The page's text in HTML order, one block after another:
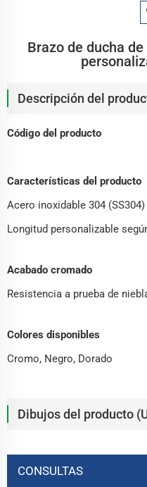
Brazo de ducha
Descripción del
Código del producto
Características del producto
Acero inoxidable 304
Longitud personalizable
Acabado cromado
Resistencia a prueba de
Colores disponibles
Cromo, Negro, Dorado
Dibujos del producto
CONSULTAS